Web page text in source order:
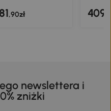
,90zł 409
newslettera i
zniżki